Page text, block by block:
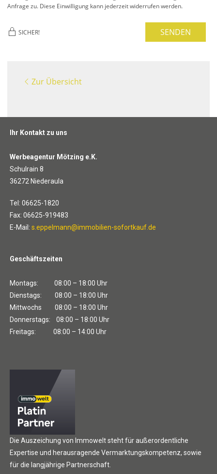
Anfrage zu. Diese Einwilligung kann jederzeit widerrufen werden.
SICHER! SENDEN
Zur Übersicht
Ihr Kontakt zu uns
Werbeagentur Mötzing e.K.
Schulrain 8
36272 Niederaula
Tel: 06625-1820
Fax: 06625-919483
E-Mail: s.eppelmann@immobilien-sofortkauf.de
Geschäftszeiten
Montags: 08:00 – 18:00 Uhr
Dienstags: 08:00 – 18:00 Uhr
Mittwochs 08:00 – 18:00 Uhr
Donnerstags: 08:00 – 18:00 Uhr
Freitags: 08:00 – 14:00 Uhr
Die Auszeichung von Immowelt steht für außerordentliche
Expertise und herausragende Vermarktungskompetenz, sowie
für die langjährige Partnerschaft.